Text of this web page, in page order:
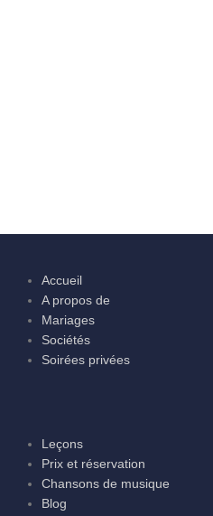
Accueil
A propos de
Mariages
Sociétés
Soirées privées
Leçons
Prix et réservation
Chansons de musique
Blog